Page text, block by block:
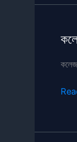
আন্টি
কলেজ
কলেজ
-১৬)